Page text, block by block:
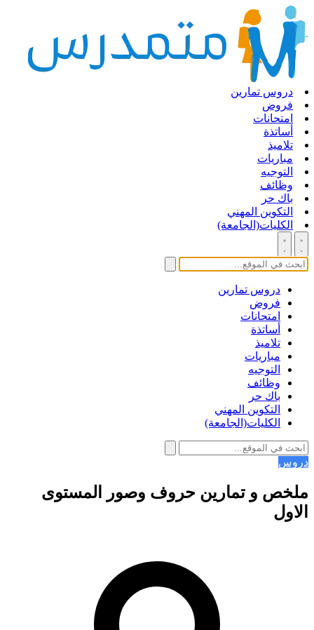
دروس تمارين
فروض
امتحانات
أساتذة
تلاميذ
مباريات
التوجيه
وظائف
باك حر
التكوين المهني
الكليات(الجامعة)
دروس تمارين
فروض
امتحانات
أساتذة
تلاميذ
مباريات
التوجيه
وظائف
باك حر
التكوين المهني
الكليات(الجامعة)
دروس
ملخص و تمارين حروف وصور المستوى
الاول